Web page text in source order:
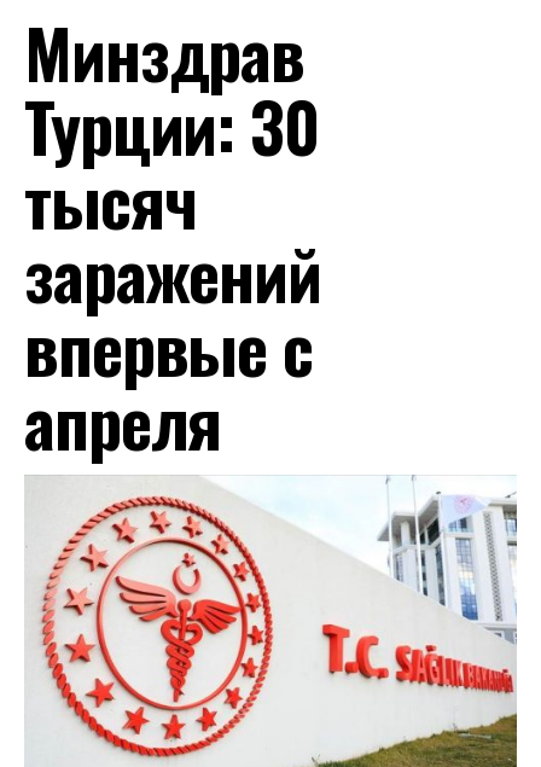
Минздрав
Турции: 30
тысяч
заражений
впервые с
апреля